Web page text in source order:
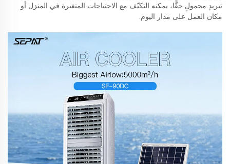
تبريدٍ محمولٍ حقًّا، يمكنه التكيّف مع الاحتياجات المتغيرة في المنزل أو
مكان العمل على مدار اليوم.